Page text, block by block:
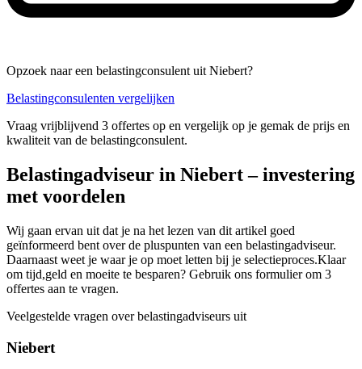
Opzoek naar een belastingconsulent uit Niebert?
Belastingconsulenten vergelijken
Vraag vrijblijvend 3 offertes op en vergelijk op je gemak de prijs en
kwaliteit van de belastingconsulent.
Belastingadviseur in Niebert – investering
met voordelen
Wij gaan ervan uit dat je na het lezen van dit artikel goed
geïnformeerd bent over de pluspunten van een belastingadviseur.
Daarnaast weet je waar je op moet letten bij je selectieproces.Klaar
om tijd,geld en moeite te besparen? Gebruik ons formulier om 3
offertes aan te vragen.
Veelgestelde vragen over belastingadviseurs uit
Niebert